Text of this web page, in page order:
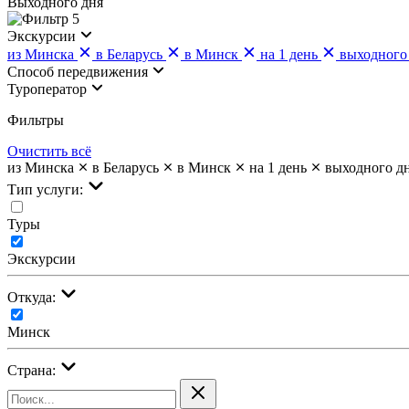
5
Экскурсии
из Минска
в Беларусь в Минск на 1 день
Cпособ передвижения
Туроператор
Фильтры
Очистить всё
из Минска
в Беларусь в Минск на 1 день
выходного
Тип услуги:
Туры
Экскурсии
Откуда:
Минск
Страна: